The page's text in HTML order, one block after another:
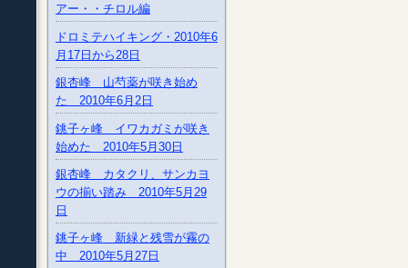
アー・・チロル編
ドロミテハイキング・2010年6
月17日から28日
銀杏峰 山芍薬が咲き始め
た 2010年6月2日
銚子ヶ峰 イワカガミが咲き
始めた 2010年5月30日
銀杏峰 カタクリ、サンカヨ
ウの揃い踏み 2010年5月29
日
銚子ヶ峰 新緑と残雪が霧の
中 2010年5月27日